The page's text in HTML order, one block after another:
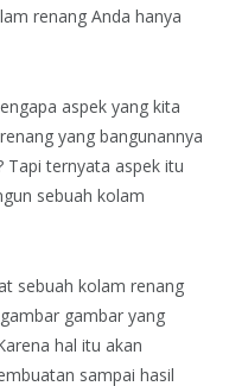
renang Anda hanya
aspek yang kita
yang bangunannya
Tapi ternyata aspek itu
sebuah kolam
sebuah kolam renang
gambar yang
hal itu akan
sampai hasil